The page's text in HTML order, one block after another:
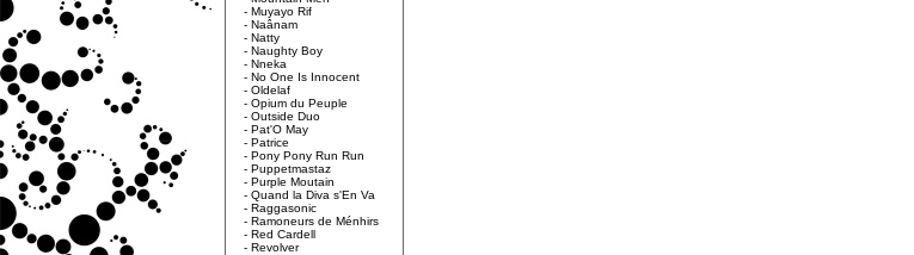
- Muyayo Rif
- Naânam
- Natty
- Naughty Boy
- Nneka
- No One Is Innocent
- Oldelaf
- Opium du Peuple
- Outside Duo
- Pat'O May
- Patrice
- Pony Pony Run Run
- Puppetmastaz
- Purple Moutain
- Quand la Diva s'En Va
- Raggasonic
- Ramoneurs de Ménhirs
- Red Cardell
- Revolver